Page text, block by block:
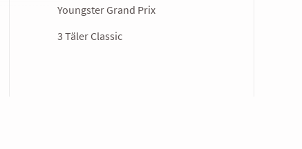
Youngster Grand Prix
3 Täler Classic